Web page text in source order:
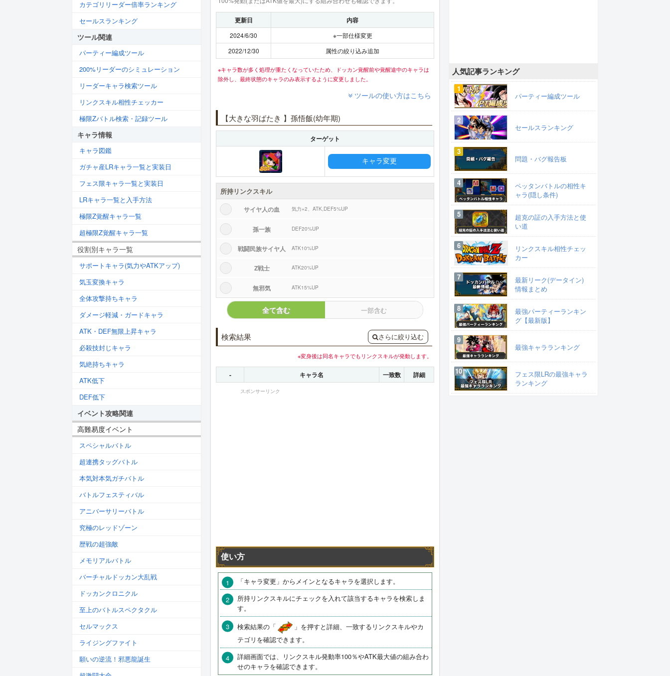
更新日 内容
2024/6/30
※一部仕様変更
2022/12/30
属性の絞り込み追加
※キャラ数が多く処理が重たくなっていたため、ドッカン覚醒前や覚醒途中のキャラは
除外し、最終状態のキャラのみ表示するように変更しました。
ツールの使い方はこちら
【大きな羽ばたき 】孫悟飯(幼年期)
ターゲット
キャラ変更
所持リンクスキル
サイヤ人の血 気力+2、ATK,DEF5%UP
孫一族 DEF20%UP
戦闘民族サイヤ人 ATK10%UP
Z戦士 ATK20%UP
無邪気 ATK15%UP
全て含む 一部含む
検索結果 さらに絞り込む
※変身後は同名キャラでもリンクスキルが発動します。
- キャラ名 一致数 詳細
スポンサーリンク
使い方
「キャラ変更」からメインとなるキャラを選択します。
所持リンクスキルにチェックを入れて該当するキャラを検索しま
す。
検索結果の「
」を押すと詳細、一致するリンクスキルやカ
テゴリを確認できます。
詳細画面では、リンクスキル発動率100％やATK最大値の組み合わ
せのキャラを確認できます。
カテゴリリーダー倍率ランキング
セールスランキング
ツール関連
パーティー編成ツール
200%リーダーのシミュレーション
リーダーキャラ検索ツール
リンクスキル相性チェッカー
極限Zバトル検索・記録ツール
キャラ情報
キャラ図鑑
ガチャ産LRキャラ一覧と実装日
フェス限キャラ一覧と実装日
LRキャラ一覧と入手方法
極限Z覚醒キャラ一覧
超極限Z覚醒キャラ一覧
役割別キャラ一覧
サポートキャラ(気力やATKアップ)
気玉変換キャラ
全体攻撃持ちキャラ
ダメージ軽減・ガードキャラ
ATK・DEF無限上昇キャラ
必殺技封じキャラ
気絶持ちキャラ
ATK低下
DEF低下
イベント攻略関連
高難易度イベント
スペシャルバトル
超連携タッグバトル
本気対本気ガチバトル
バトルフェスティバル
アニバーサリーバトル
究極のレッドゾーン
歴戦の超強敵
メモリアルバトル
バーチャルドッカン大乱戦
ドッカンクロニクル
至上のバトルスペクタクル
セルマックス
ライジングファイト
願いの逆流！邪悪龍誕生
人気記事ランキング
パーティー編成ツール
セールスランキング
問題・バグ報告板
ペッタンバトルの相性キ
ャラ(隠し条件)
超克の証の入手方法と使
い道
リンクスキル相性チェッ
カー
最新リーク(データイン)
情報まとめ
最強パーティーランキン
グ【最新版】
最強キャラランキング
フェス限LRの最強キャラ
ランキング